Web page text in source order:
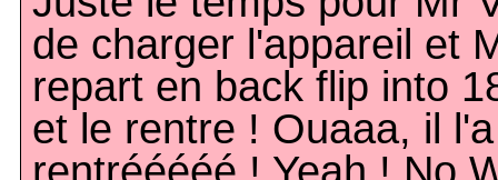
de charger l'appareil et
repart en back flip into
et le rentre ! Ouaaa, il l'a